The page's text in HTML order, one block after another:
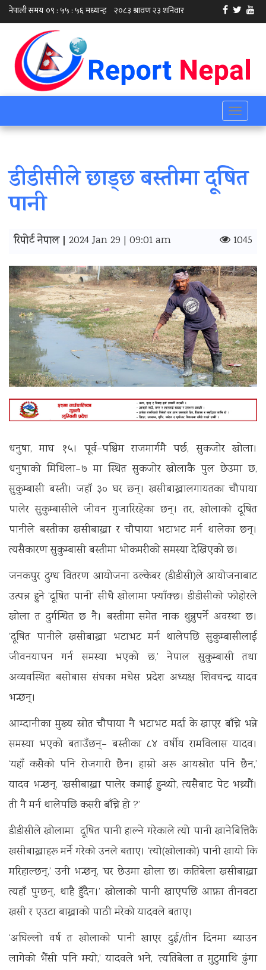
Toggle
डीडीसीले छाड्छ बस्तीमा दूषित
पानी
रिपोर्ट नेपाल | 2024 Jan 29 | 09:01 am 1045
धनुषा, माघ १५। पूर्व–पश्चिम राजमार्गमै पर्छ, सुकजोर खोला।
धनुषाको मिथिला–७ मा स्थित सुकजोर खोलाकै पुल छेउमा छ,
सुकुम्बासी बस्ती। जहाँ ३० घर छन्। खसीबाख्रालगायतका चौपाया
पालेर सुकुम्बासीले जीवन गुजारिरहेका छन्। तर, खोलाको दूषित
पानीले बस्तीका खसीबाख्रा र चौपाया भटाभट मर्न थालेका छन्।
त्यसैकारण सुकुम्बासी बस्तीमा भोकमरीको समस्या देखिएको छ।
जनकपुर दुग्ध वितरण आयोजना ढल्केबर (डीडीसी)ले आयोजनाबाट
उत्पन्न हुने ‘दूषित पानी’ सीधै खोलामा फ्याँक्छ। डीडीसीको फोहोरले
खोला त दुर्गन्धित छ नै। बस्तीमा समेत नाक थुन्नुपर्ने अवस्था छ।
‘दूषित पानीले खसीबाख्रा भटाभट मर्न थालेपछि सुकुम्बासीलाई
जीवनयापन गर्न समस्या भएको छ,’ नेपाल सुकुम्बासी तथा
अव्यवस्थित बसोबास संघका मधेस प्रदेश अध्यक्ष शिवचन्द्र यादव
भन्छन्।
आम्दानीका मुख्य स्रोत चौपाया नै भटाभट मर्दा के खाएर बाँच्ने भन्ने
समस्या भएको बताउँछन्– बस्तीका ८४ वर्षीय रामविलास यादव।
‘यहाँ कसैको पनि रोजगारी छैन। हाम्रो अरू आयस्रोत पनि छैन,’
यादव भन्छन्, ‘खसीबाख्रा पालेर कमाई हुन्थ्यो, त्यसैबाट पेट भथ्र्यौं।
ती नै मर्न थालेपछि कसरी बाँच्ने हो ?’
डीडीसीले खोलामा दूषित पानी हाल्ने गरेकाले त्यो पानी खानेबित्तिकै
खसीबाख्राहरू मर्ने गरेको उनले बताए। ‘त्यो(खोलाको) पानी खायो कि
मरिहाल्छन्,’ उनी भन्छन्, ‘घर छेउमा खोला छ। कतिबेला खसीबाख्रा
त्यहाँ पुग्छन्, थाहै हुँदैन।’ खोलाको पानी खाएपछि आफ्ना तीनवटा
खसी र एउटा बाख्राको पाठी मरेको यादवले बताए।
‘अघिल्लो वर्ष त खोलाको पानी खाएर दुई/तीन दिनमा ब्याउन
लागेको भैंसी पनि मर्‍यो,’ यादवले भने, ‘त्यतिबेला त मुटुमाथि ढुंगा